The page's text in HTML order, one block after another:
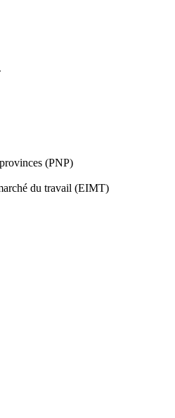
(PNP)
du travail (EIMT)